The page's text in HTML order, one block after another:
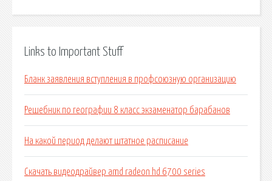
Links to Important Stuff
Бланк заявления вступления в профсоюзную организацию
Решебник по географии 8 класс экзаменатор барабанов
На какой период делают штатное расписание
Скачать видеодрайвер amd radeon hd 6700 series